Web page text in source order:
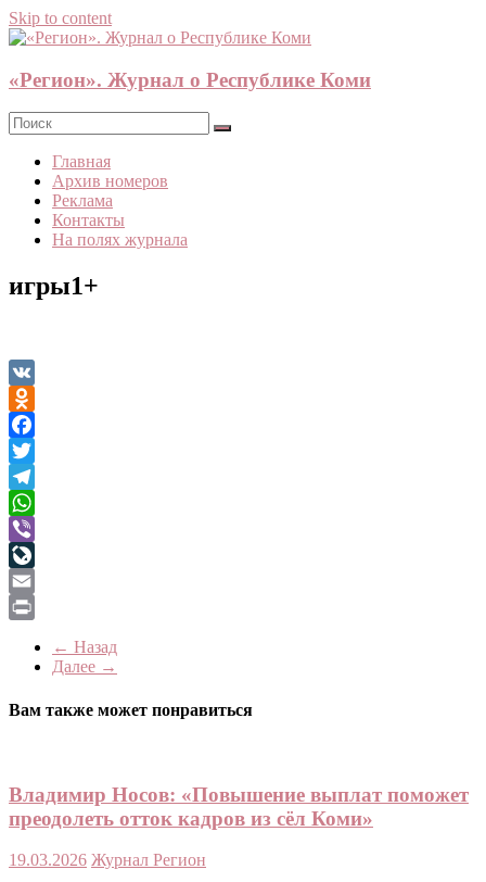
Skip to content
«Регион». Журнал о Республике Коми
Главная
Архив номеров
Реклама
Контакты
На полях журнала
игры1+
VK
Odnoklassniki
Facebook
Twitter
Telegram
WhatsApp
Viber
LiveJournal
Email
← Назад
Далее →
Вам также может понравиться
Владимир Носов: «Повышение выплат поможет
преодолеть отток кадров из сёл Коми»
19.03.2026 Журнал Регион